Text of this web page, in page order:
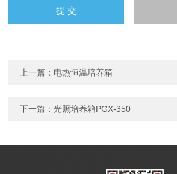
上一篇： 电热恒温培养箱
下一篇：光照培养箱PGX-350